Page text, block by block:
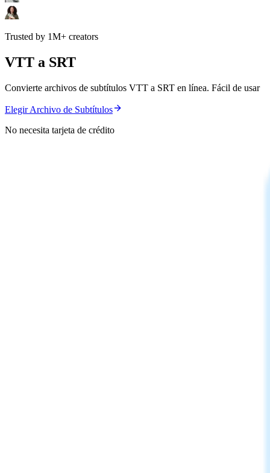
Trusted by 1M+ creators
VTT a SRT
Convierte archivos de subtítulos VTT a SRT en línea. Fácil de usar
Elegir Archivo de Subtítulos
No necesita tarjeta de crédito